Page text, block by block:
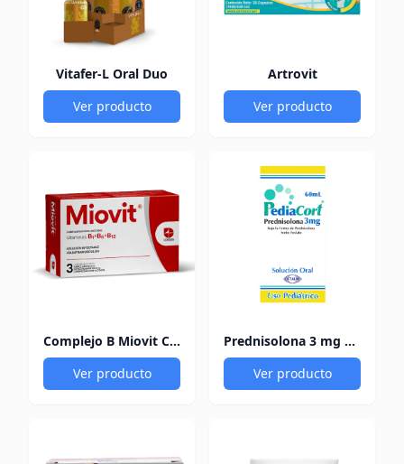
Vitafer-L Oral Duo
Ver producto
Artrovit
Ver producto
Complejo B Miovit Cofasa
Ver producto
Prednisolona 3 mg Pediacort
Ver producto